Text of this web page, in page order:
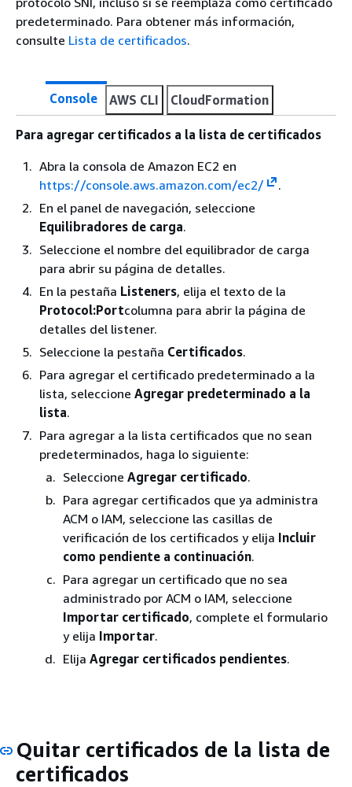
predeterminado. Para obtener más información,
consulte Lista de certificados.
Console AWS CLI CloudFormation
Para agregar certificados a la lista de certificados
Abra la consola de Amazon EC2 en
https://console.aws.amazon.com/ec2/
.
En el panel de navegación, seleccione
Equilibradores de carga.
Seleccione el nombre del equilibrador de carga
para abrir su página de detalles.
En la pestaña Listeners, elija el texto de la
Protocol:Portcolumna para abrir la página de
detalles del listener.
Seleccione la pestaña Certificados.
Para agregar el certificado predeterminado a la
lista, seleccione Agregar predeterminado a la
lista.
Para agregar a la lista certificados que no sean
predeterminados, haga lo siguiente:
Seleccione Agregar certificado.
Para agregar certificados que ya administra
ACM o IAM, seleccione las casillas de
verificación de los certificados y elija Incluir
como pendiente a continuación.
Para agregar un certificado que no sea
administrado por ACM o IAM, seleccione
Importar certificado, complete el formulario
y elija Importar.
Elija Agregar certificados pendientes.
Quitar certificados de la lista de
certificados